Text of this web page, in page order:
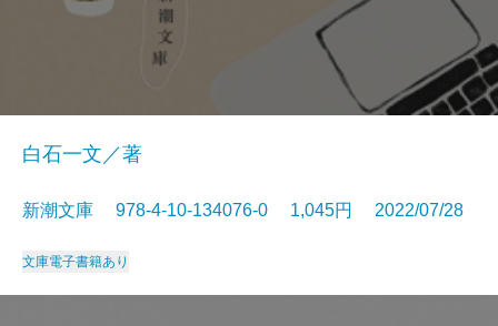
白石一文／著
新潮文庫 978-4-10-134076-0 1,045円 2022/07/28
文庫電子書籍あり